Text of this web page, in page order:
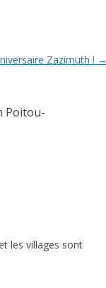
Zazimuth ! →
Poitou-
les villages sont